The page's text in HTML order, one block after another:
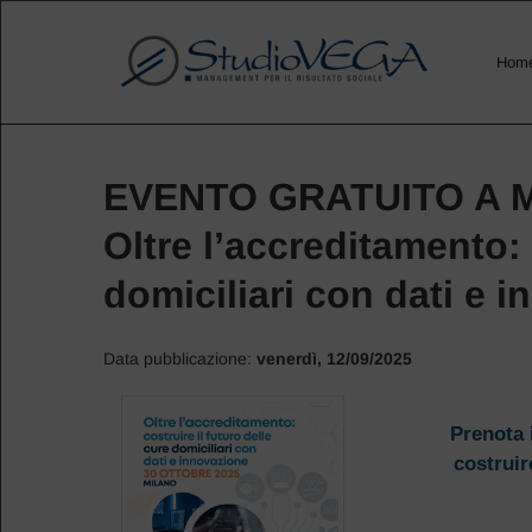
EVENTO GRATUITO A
Oltre
domiciliari con dati e
Data pubblicazione: venerdì, 12/09/2025
Prenota